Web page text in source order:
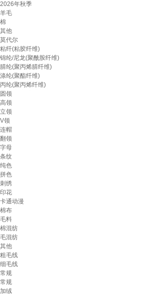
2026年秋季
羊毛
棉
其他
莫代尔
粘纤(粘胶纤维)
锦纶/尼龙(聚酰胺纤维)
腈纶(聚丙烯腈纤维)
涤纶(聚酯纤维)
丙纶(聚丙烯纤维)
圆领
高领
立领
V领
连帽
翻领
字母
条纹
纯色
拼色
刺绣
印花
卡通动漫
棉布
毛料
棉混纺
毛混纺
其他
粗毛线
细毛线
常规
常规
加绒